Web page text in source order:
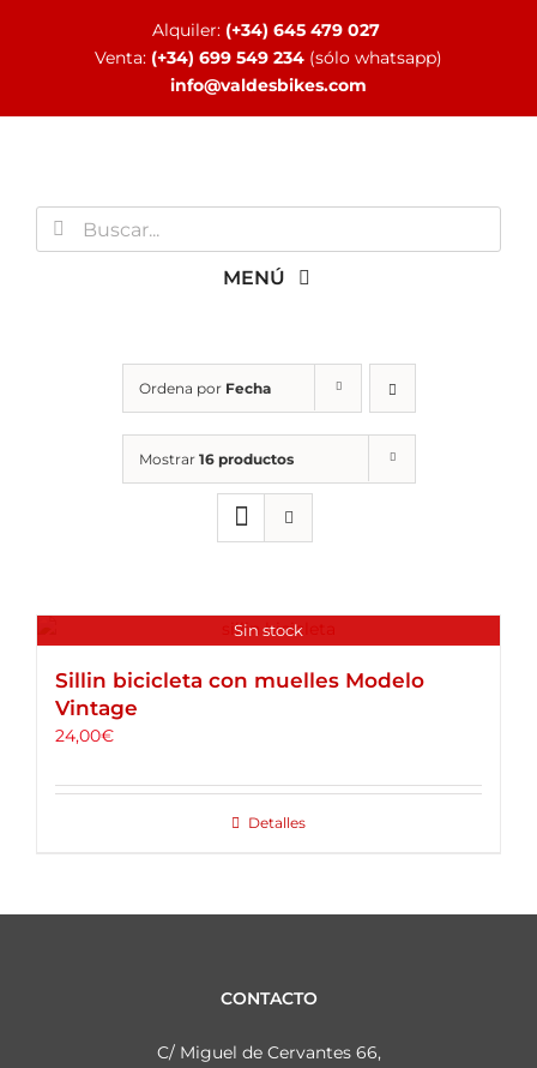
Alquiler: (+34) 645 479 027
Venta: (+34) 699 549 234 (sólo whatsapp)
info@valdesbikes.com
Buscar:
MENÚ
ALQUILER DE BICICLETAS
BLOG
CONTACTO
Ordena por Fecha
Mostrar 16 productos
Sin stock
Sillin bicicleta con muelles Modelo
Vintage
24,00€
Detalles
CONTACTO
C/ Miguel de Cervantes 66,